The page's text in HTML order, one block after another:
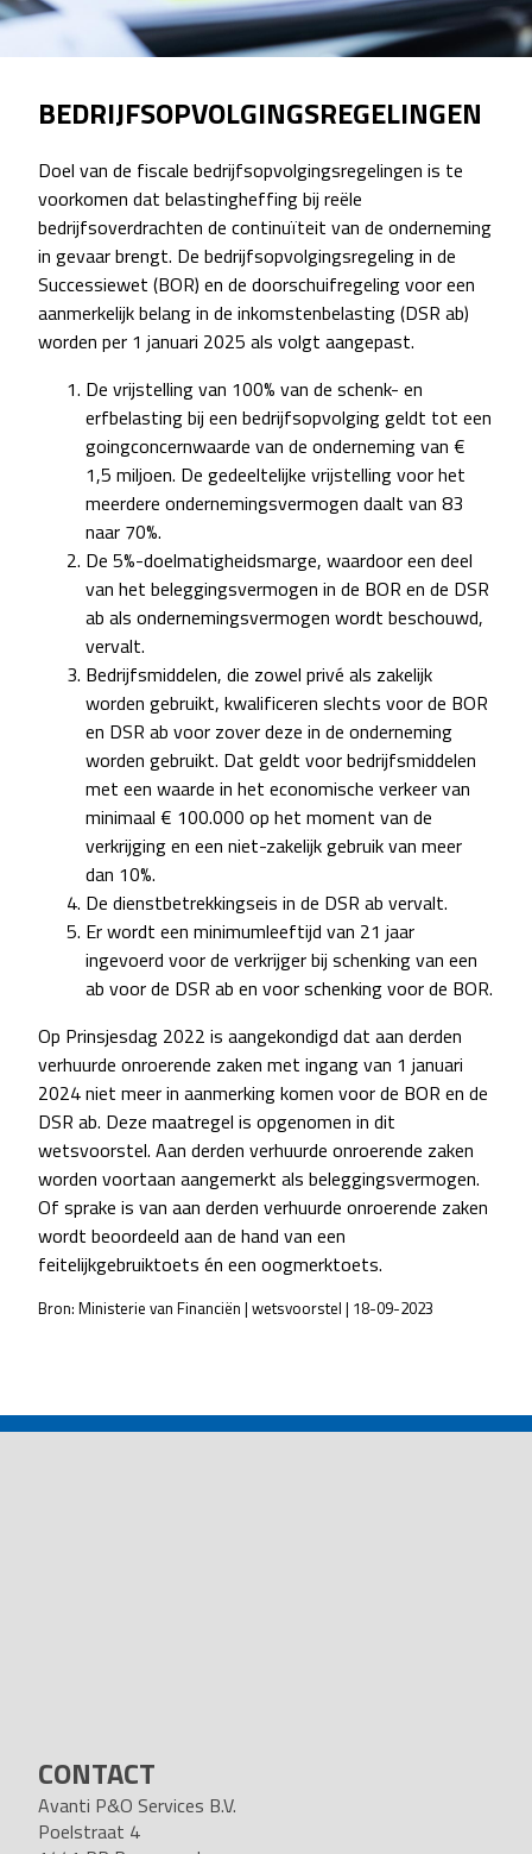
BEDRIJFSOPVOLGINGSREGELINGEN
Doel van de fiscale bedrijfsopvolgingsregelingen is te
voorkomen dat belastingheffing bij reële
bedrijfsoverdrachten de continuïteit van de onderneming
in gevaar brengt. De bedrijfsopvolgingsregeling in de
Successiewet (BOR) en de doorschuifregeling voor een
aanmerkelijk belang in de inkomstenbelasting (DSR ab)
worden per 1 januari 2025 als volgt aangepast.
De vrijstelling van 100% van de schenk- en
erfbelasting bij een bedrijfsopvolging geldt tot een
goingconcernwaarde van de onderneming van €
1,5 miljoen. De gedeeltelijke vrijstelling voor het
meerdere ondernemingsvermogen daalt van 83
naar 70%.
De 5%-doelmatigheidsmarge, waardoor een deel
van het beleggingsvermogen in de BOR en de DSR
ab als ondernemingsvermogen wordt beschouwd,
vervalt.
Bedrijfsmiddelen, die zowel privé als zakelijk
worden gebruikt, kwalificeren slechts voor de BOR
en DSR ab voor zover deze in de onderneming
worden gebruikt. Dat geldt voor bedrijfsmiddelen
met een waarde in het economische verkeer van
minimaal € 100.000 op het moment van de
verkrijging en een niet-zakelijk gebruik van meer
dan 10%.
De dienstbetrekkingseis in de DSR ab vervalt.
Er wordt een minimumleeftijd van 21 jaar
ingevoerd voor de verkrijger bij schenking van een
ab voor de DSR ab en voor schenking voor de BOR.
Op Prinsjesdag 2022 is aangekondigd dat aan derden
verhuurde onroerende zaken met ingang van 1 januari
2024 niet meer in aanmerking komen voor de BOR en de
DSR ab. Deze maatregel is opgenomen in dit
wetsvoorstel. Aan derden verhuurde onroerende zaken
worden voortaan aangemerkt als beleggingsvermogen.
Of sprake is van aan derden verhuurde onroerende zaken
wordt beoordeeld aan de hand van een
feitelijkgebruiktoets én een oogmerktoets.
Bron: Ministerie van Financiën | wetsvoorstel | 18-09-2023
NAVIGATION
CONTACT
Avanti P&O Services B.V.
Poelstraat 4